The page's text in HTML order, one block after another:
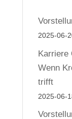
2025-06-
Karriere
Wenn
trifft
2025-06-